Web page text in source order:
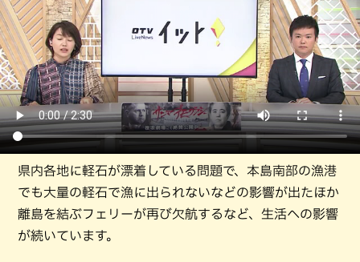
県内各地に軽石が漂着している問題で、本島南部の漁港
でも大量の軽石で漁に出られないなどの影響が出たほか
離島を結ぶフェリーが再び欠航するなど、生活への影響
が続いています。